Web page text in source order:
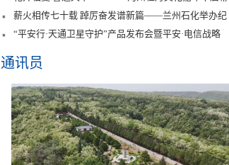
薪火相传七十载 踔厉奋发谱新篇——兰州石化举办纪
“平安行·天通卫星守护”产品发布会暨平安·电信战略
通讯员